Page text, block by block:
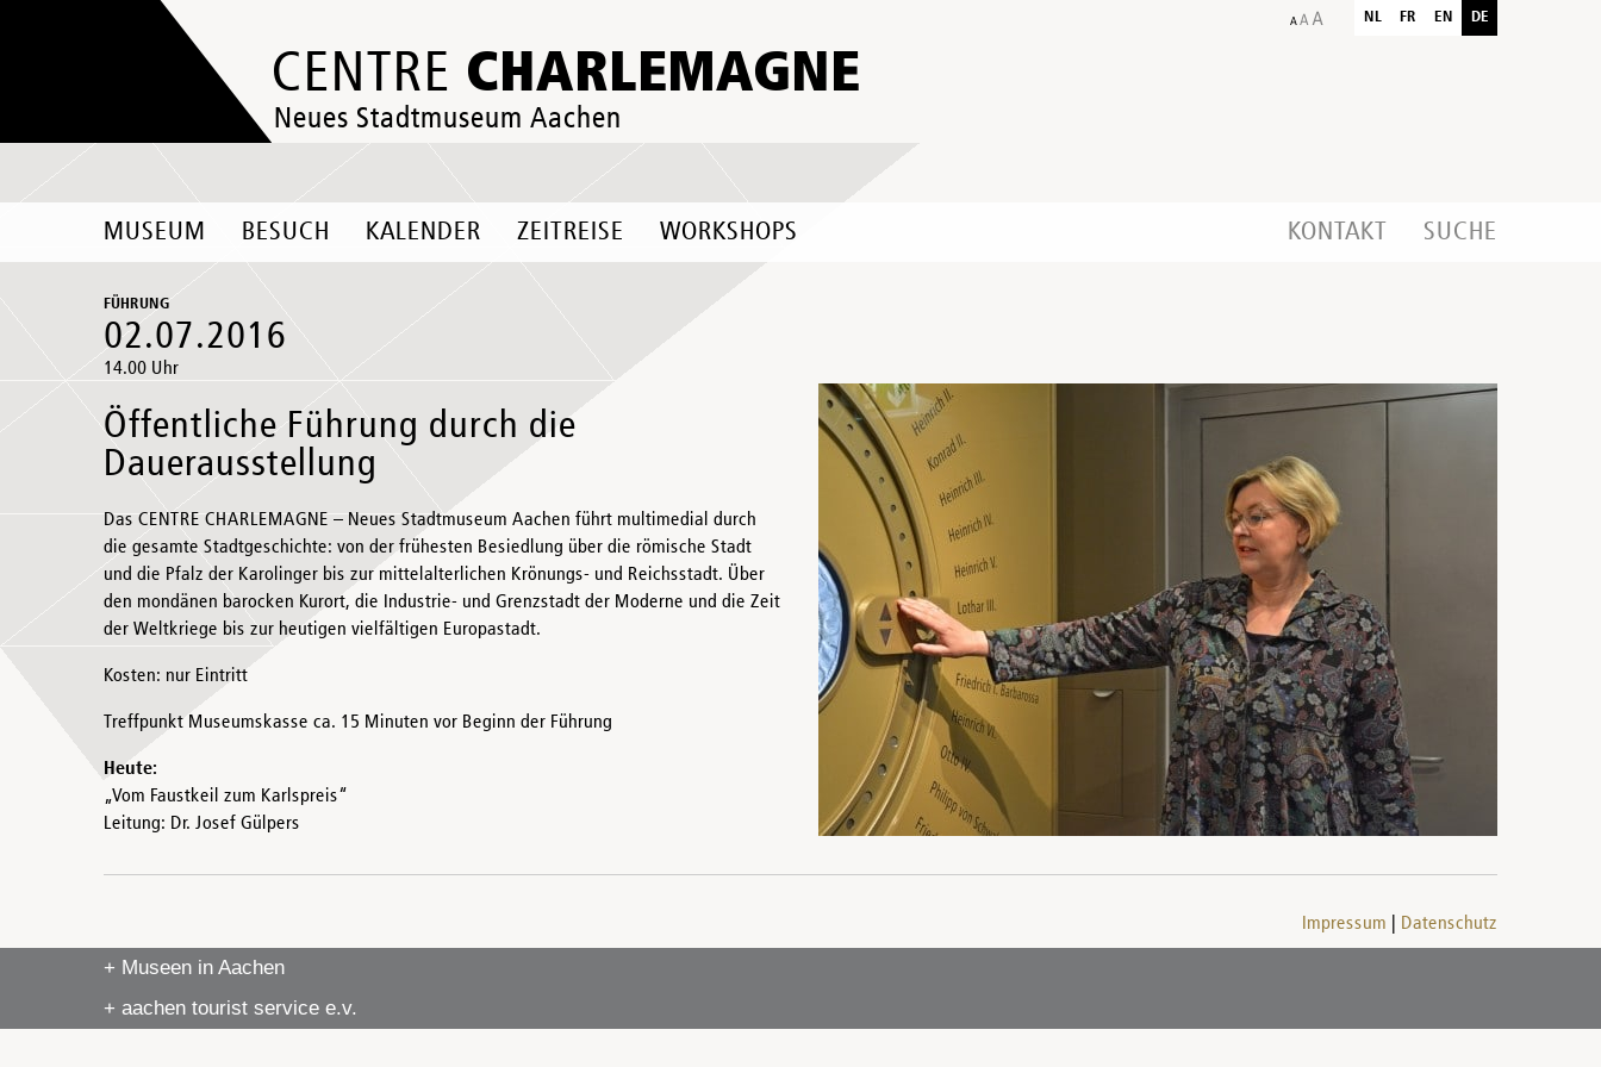
CENTRE CHARLEMAGNE
Neues Stadtmuseum Aachen
NL FR EN DE
MUSEUM BESUCH KALENDER ZEITREISE WORKSHOPS KONTAKT SUCHE
FÜHRUNG
02.07.2016
14.00 Uhr
Öffentliche Führung durch die
Dauerausstellung
Das CENTRE CHARLEMAGNE – Neues Stadtmuseum Aachen führt multimedial durch
die gesamte Stadtgeschichte: von der frühesten Besiedlung über die römische Stadt
und die Pfalz der Karolinger bis zur mittelalterlichen Krönungs- und Reichsstadt. Über
den mondänen barocken Kurort, die Industrie- und Grenzstadt der Moderne und die Zeit
der Weltkriege bis zur heutigen vielfältigen Europastadt.
Kosten: nur Eintritt
Treffpunkt Museumskasse ca. 15 Minuten vor Beginn der Führung
Heute:
„Vom Faustkeil zum Karlspreis“
Leitung: Dr. Josef Gülpers
Impressum Datenschutz
+ Museen in Aachen
+ aachen tourist service e.v.